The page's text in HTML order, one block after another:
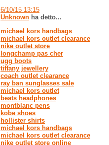
6/10/15 13:15
Unknown ha detto...
michael kors handbags
michael kors outlet clearance
nike outlet store
longchamp pas cher
ugg boots
tiffany jewellery
coach outlet clearance
ray ban sunglasses sale
michael kors outlet
beats headphones
montblanc pens
kobe shoes
hollister shirts
michael kors handbags
michael kors outlet clearance
nike outlet store online